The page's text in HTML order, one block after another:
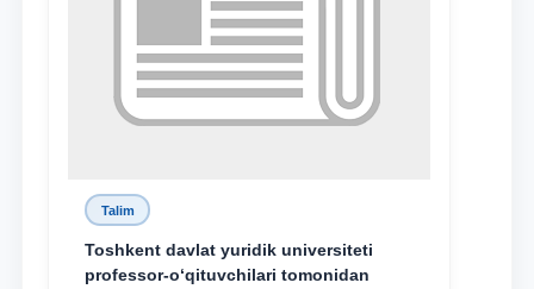
Talim
Toshkent davlat yuridik universiteti
professor-o‘qituvchilari tomonidan